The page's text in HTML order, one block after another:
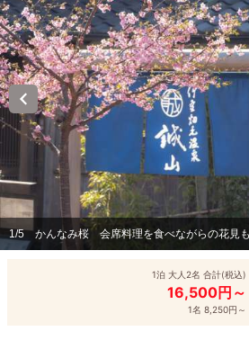
1/5 かんなみ桜 会席料理を食べながらの花見
1泊 大人2名 合計(税込)
16,500円～
1名 8,250円～